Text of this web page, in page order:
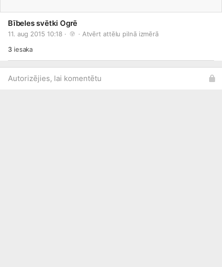
Bībeles svētki Ogrē
11. aug 2015 10:18 · · Atvērt attēlu pilnā izmērā
3iesaka
Autorizējies, lai komentētu